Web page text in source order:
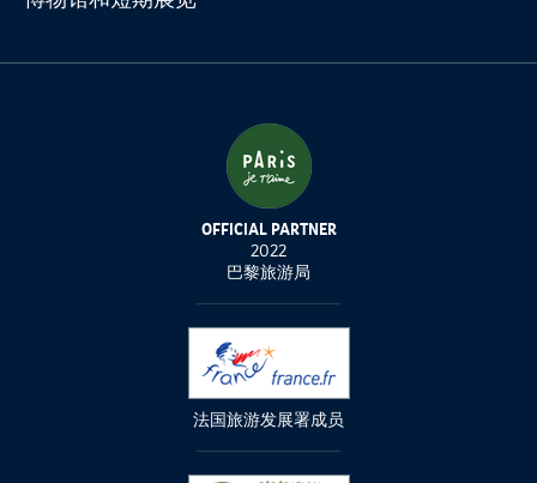
OFFICIAL PARTNER
2022
巴黎旅游局
法国旅游发展署成员